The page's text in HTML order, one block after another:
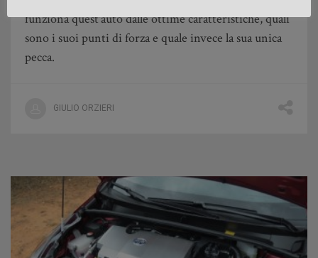
funziona quest'auto dalle ottime caratteristiche, quali
sono i suoi punti di forza e quale invece la sua unica
pecca.
GIULIO ORZIERI